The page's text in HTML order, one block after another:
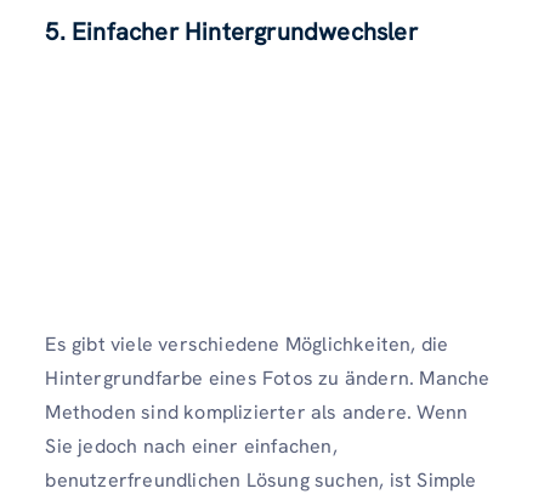
5. Einfacher Hintergrundwechsler
Es gibt viele verschiedene Möglichkeiten, die
Hintergrundfarbe eines Fotos zu ändern. Manche
Methoden sind komplizierter als andere. Wenn
Sie jedoch nach einer einfachen,
benutzerfreundlichen Lösung suchen, ist Simple